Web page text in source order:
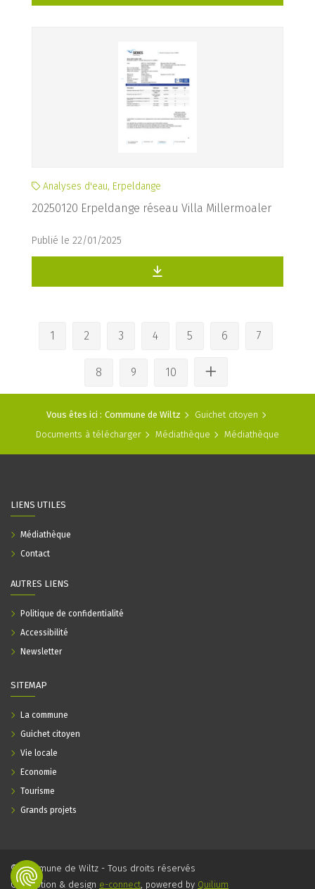
Analyses d'eau, Erpeldange
20250120 Erpeldange réseau Villa Millermoaler
Publié le 22/01/2025
1 2 3 4 5 6 7
8 9 10
Vous êtes ici : Commune de Wiltz
Guichet citoyen
Documents à télécharger
Médiathèque Médiathèque
SITEMAP
La commune
Guichet citoyen
Vie locale
Economie
Tourisme
Grands projets
LIENS UTILES
Médiathèque
Contact
AUTRES LIENS
Politique de confidentialité
Accessibilité
Newsletter
© Commune de Wiltz - Tous droits réservés
Conception & design e-connect, powered by Quilium